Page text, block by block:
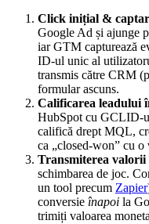
Click inițial &
Google Ad și ajunge
iar GTM capturează
ID-ul unic al
transmis către CRM
formular ascuns.
Calificarea leadului
HubSpot cu GCLID-
califică drept MQL,
ca „closed-won” cu o
Transmiterea valorii
schimbarea de joc.
un tool precum Zapier
conversie înapoi la
trimiți valoarea